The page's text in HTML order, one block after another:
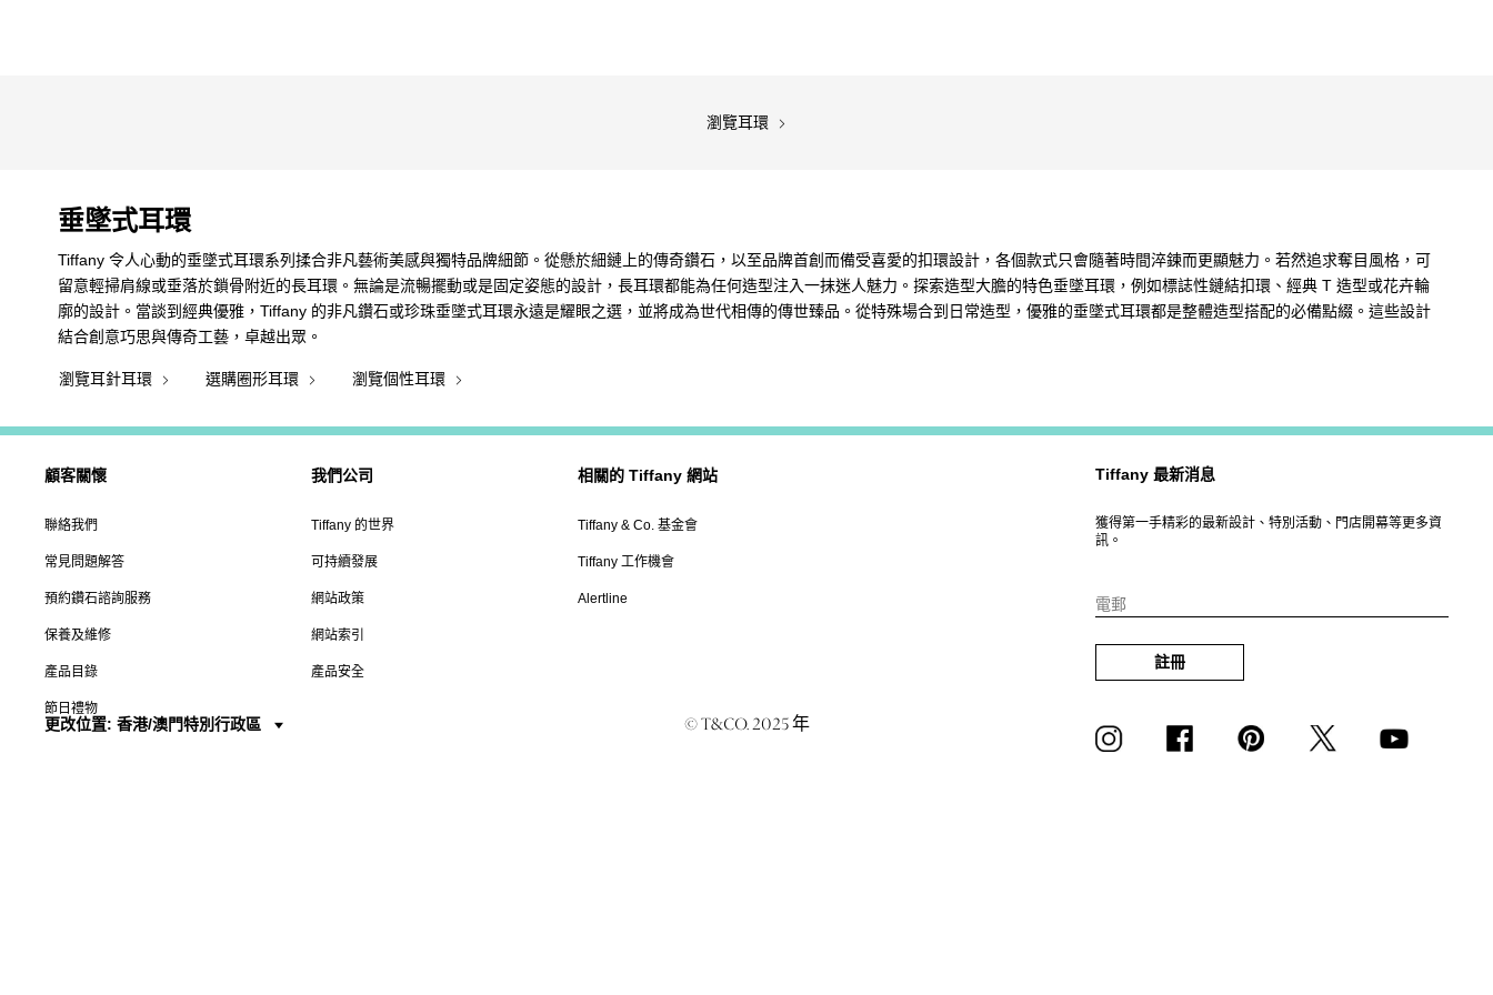
瀏覽耳環
垂墜式耳環
Tiffany 令人心動的垂墜式耳環系列揉合非凡藝術美感與獨特品牌細節。從懸於細鏈上的傳奇鑽石，以至品牌首創而備受喜愛的扣環設計，各個款式只會隨著時間淬鍊而更顯魅力。若然追求奪目風格，可
留意輕掃肩線或垂落於鎖骨附近的長耳環。無論是流暢擺動或是固定姿態的設計，長耳環都能為任何造型注入一抹迷人魅力。探索造型大膽的特色垂墜耳環，例如標誌性鏈結扣環、經典 T 造型或花卉輪
廓的設計。當談到經典優雅，Tiffany 的非凡鑽石或珍珠垂墜式耳環永遠是耀眼之選，並將成為世代相傳的傳世臻品。從特殊場合到日常造型，優雅的垂墜式耳環都是整體造型搭配的必備點綴。這些設計
結合創意巧思與傳奇工藝，卓越出眾。
瀏覽耳針耳環 選購圈形耳環 瀏覽個性耳環
顧客關懷
聯絡我們
常見問題解答
預約鑽石諮詢服務
保養及維修
產品目錄
節日禮物
我們公司
Tiffany 的世界
可持續發展
網站政策
網站索引
產品安全
相關的 Tiffany 網站
Tiffany & Co. 基金會
Tiffany 工作機會
Alertline
Tiffany 最新消息
獲得第一手精彩的最新設計、特別活動、門店開幕等更多資
訊。
電郵
註冊
更改位置: 香港/澳門特別行政區 © T&CO. 2025 年